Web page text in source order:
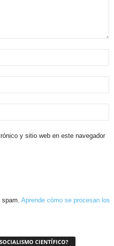
y sitio web en este navegador
Aprende cómo se procesan los
CIENTÍFICO?